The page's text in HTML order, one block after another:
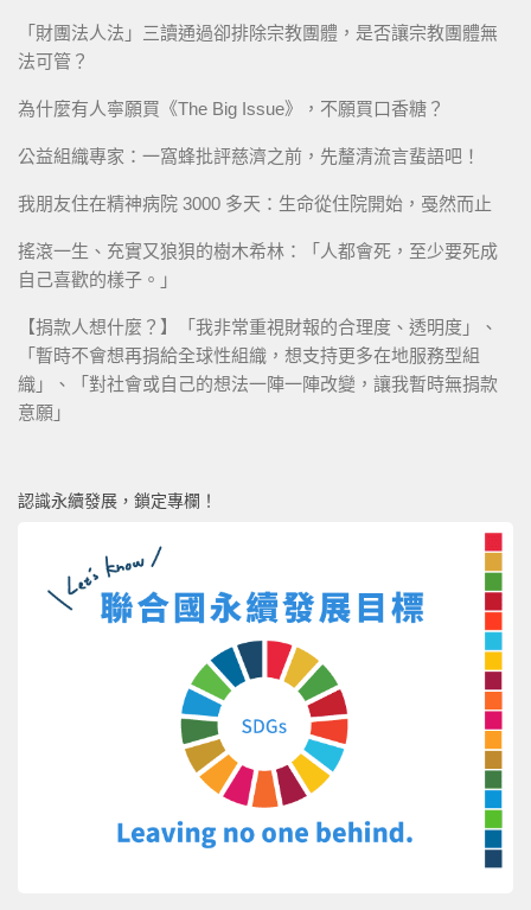
「財團法人法」三讀通過卻排除宗教團體，是否讓宗教團體無
法可管？
為什麼有人寧願買《The Big Issue》，不願買口香糖？
公益組織專家：一窩蜂批評慈濟之前，先釐清流言蜚語吧！
我朋友住在精神病院 3000 多天：生命從住院開始，戞然而止
搖滾一生、充實又狼狽的樹木希林：「人都會死，至少要死成
自己喜歡的樣子。」
【捐款人想什麼？】「我非常重視財報的合理度、透明度」、
「暫時不會想再捐給全球性組織，想支持更多在地服務型組
織」、「對社會或自己的想法一陣一陣改變，讓我暫時無捐款
意願」
認識永續發展，鎖定專欄！